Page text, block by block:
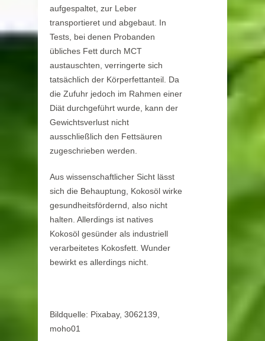
aufgespaltet, zur Leber
transportieret und abgebaut. In
Tests, bei denen Probanden
übliches Fett durch MCT
austauschten, verringerte sich
tatsächlich der Körperfettanteil. Da
die Zufuhr jedoch im Rahmen einer
Diät durchgeführt wurde, kann der
Gewichtsverlust nicht
ausschließlich den Fettsäuren
zugeschrieben werden.
Aus wissenschaftlicher Sicht lässt
sich die Behauptung, Kokosöl wirke
gesundheitsfördernd, also nicht
halten. Allerdings ist natives
Kokosöl gesünder als industriell
verarbeitetes Kokosfett. Wunder
bewirkt es allerdings nicht.
Bildquelle: Pixabay, 3062139,
moho01